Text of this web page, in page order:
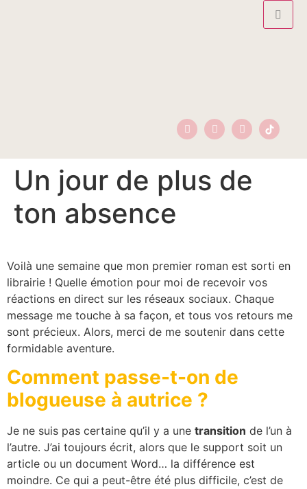
Un jour de plus de
ton absence
Voilà une semaine que mon premier roman est sorti en
librairie ! Quelle émotion pour moi de recevoir vos
réactions en direct sur les réseaux sociaux. Chaque
message me touche à sa façon, et tous vos retours me
sont précieux. Alors, merci de me soutenir dans cette
formidable aventure.
Comment passe-t-on de
blogueuse à autrice ?
Je ne suis pas certaine qu’il y a une transition de l’un à
l’autre. J’ai toujours écrit, alors que le support soit un
article ou un document Word… la différence est
moindre. Ce qui a peut-être été plus difficile, c’est de